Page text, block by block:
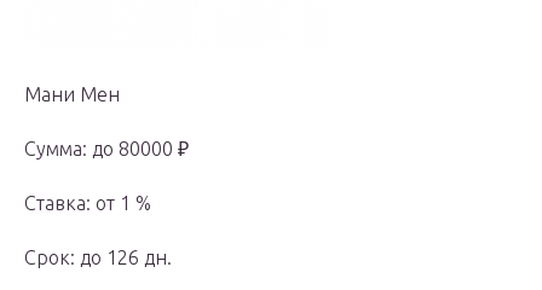
Мани Мен
Сумма: до 80000 ₽
Ставка: от 1 %
Срок: до 126 дн.